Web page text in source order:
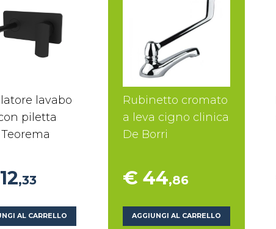
lavabo
piletta
,33
AL CARRELLO
Rubinetto cromato
a leva cigno clinica
De Borri
€ 44,86
AGGIUNGI AL CARRELLO